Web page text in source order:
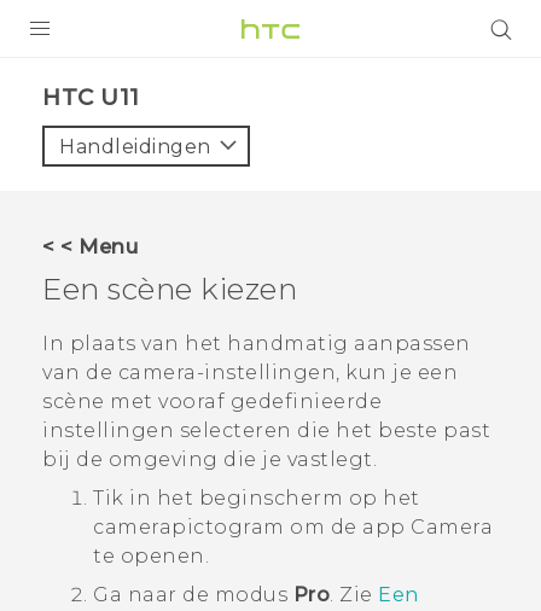
VIVE
HTC Club
SUPPORT
HTC-apparaten & -accessoires
VIVERSE
Aanmelden
HTC U11‎
Handleidingen
< < Menu
Een scène kiezen
In plaats van het handmatig aanpassen
van de camera-instellingen, kun je een
scène met vooraf gedefinieerde
instellingen selecteren die het beste past
bij de omgeving die je vastlegt.
Tik in het beginscherm op het
camerapictogram om de app Camera
te openen.
Ga naar de modus Pro. Zie Een